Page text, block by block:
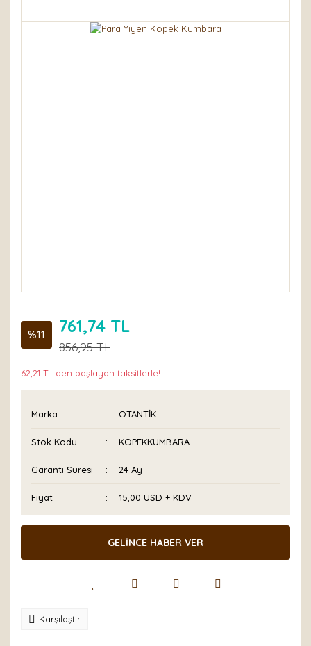
%11 761,74 TL
856,95 TL
62,21 TL den başlayan taksitlerle!
Marka OTANTİK
Stok Kodu KOPEKKUMBARA
Garanti Süresi 24 Ay
Fiyat 15,00 USD + KDV
GELİNCE HABER VER
Karşılaştır